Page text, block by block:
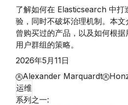
了解如何在 Elasticsearch 中打
验，同时不破坏治理机制。本
曾购买过的产品，以及如何根
用户群组的策略。
2026年5月11日
Alexander Marquardt
运维
系列之一: